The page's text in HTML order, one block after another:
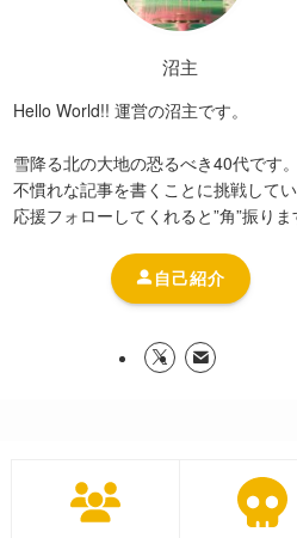
沼主
Hello World!! 運営の沼主です。
雪降る北の大地の恐るべき40代です
不慣れな記事を書くことに挑戦して
応援フォローしてくれると”角”振りま
自己紹介